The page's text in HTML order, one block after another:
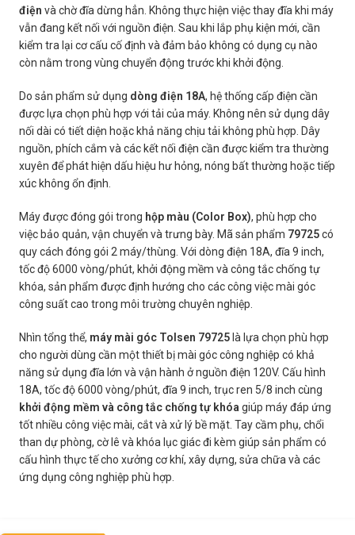
điện và chờ đĩa dừng hẳn. Không thực hiện việc thay đĩa khi máy
vẫn đang kết nối với nguồn điện. Sau khi lắp phụ kiện mới, cần
kiểm tra lại cơ cấu cố định và đảm bảo không có dụng cụ nào
còn nằm trong vùng chuyển động trước khi khởi động.
Do sản phẩm sử dụng dòng điện 18A, hệ thống cấp điện cần
được lựa chọn phù hợp với tải của máy. Không nên sử dụng dây
nối dài có tiết diện hoặc khả năng chịu tải không phù hợp. Dây
nguồn, phích cắm và các kết nối điện cần được kiểm tra thường
xuyên để phát hiện dấu hiệu hư hỏng, nóng bất thường hoặc tiếp
xúc không ổn định.
Máy được đóng gói trong hộp màu (Color Box), phù hợp cho
việc bảo quản, vận chuyển và trưng bày. Mã sản phẩm 79725có
quy cách đóng gói 2 máy/thùng. Với dòng điện 18A, đĩa 9 inch,
tốc độ 6000 vòng/phút, khởi động mềm và công tắc chống tự
khóa, sản phẩm được định hướng cho các công việc mài góc
công suất cao trong môi trường chuyên nghiệp.
Nhìn tổng thể, máy mài góc Tolsen 79725 là lựa chọn phù hợp
cho người dùng cần một thiết bị mài góc công nghiệp có khả
năng sử dụng đĩa lớn và vận hành ở nguồn điện 120V. Cấu hình
18A, tốc độ 6000 vòng/phút, đĩa 9 inch, trục ren 5/8 inch cùng
khởi động mềm và công tắc chống tự khóa giúp máy đáp ứng
tốt nhiều công việc mài, cắt và xử lý bề mặt. Tay cầm phụ, chổi
than dự phòng, cờ lê và khóa lục giác đi kèm giúp sản phẩm có
cấu hình thực tế cho xưởng cơ khí, xây dựng, sửa chữa và các
ứng dụng công nghiệp phù hợp.